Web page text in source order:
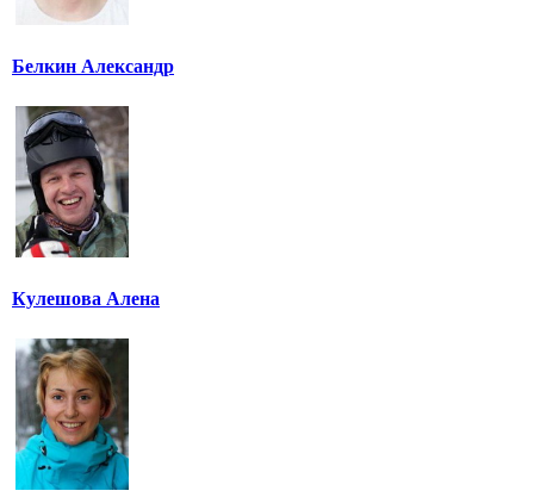
Белкин Александр
Кулешова Алена